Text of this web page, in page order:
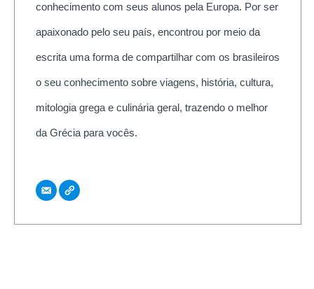
conhecimento com seus alunos pela Europa. Por ser
apaixonado pelo seu país, encontrou por meio da
escrita uma forma de compartilhar com os brasileiros
o seu conhecimento sobre viagens, história, cultura,
mitologia grega e culinária geral, trazendo o melhor
da Grécia para vocês.